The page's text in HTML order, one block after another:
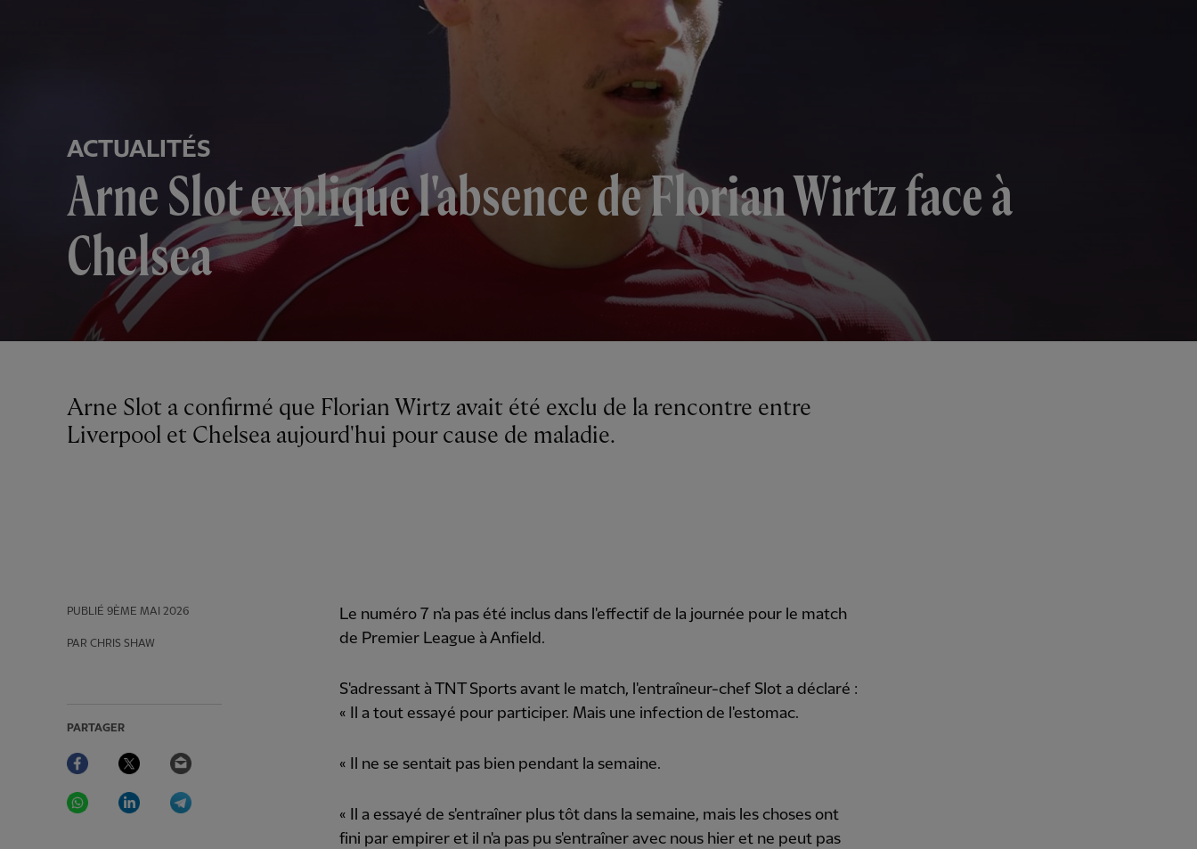
ACTUALITÉS
Arne Slot explique l'absence de Florian Wirtz face à
Chelsea
PUBLIÉ 9ÈME MAI 2026
PAR CHRIS SHAW
PARTAGER
Facebook Twitter
WhatsAppLinkedIn
Arne Slot a confirmé que Florian Wirtz avait été exclu de la rencontre entre
Liverpool et Chelsea aujourd'hui pour cause de maladie.
Le numéro 7 n'a pas été inclus dans l'effectif de la journée pour le match
de Premier League à Anfield.
S'adressant à TNT Sports avant le match, l'entraîneur-chef Slot a déclaré :
« Il a tout essayé pour participer. Mais une infection de l'estomac.
« Il ne se sentait pas bien pendant la semaine.
« Il a essayé de s'entraîner plus tôt dans la semaine, mais les choses ont
fini par empirer et il n'a pas pu s'entraîner avec nous hier et ne peut pas